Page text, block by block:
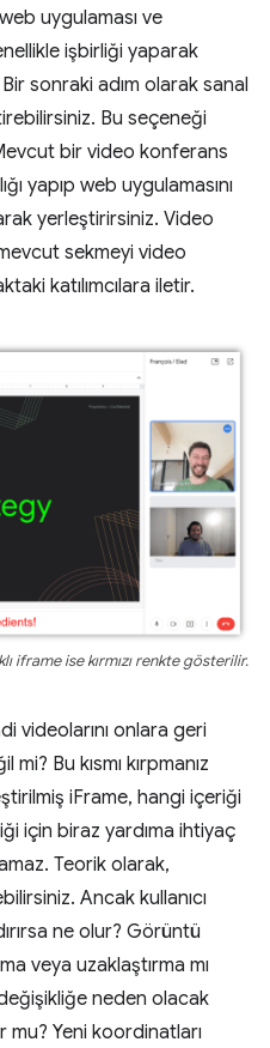
uygulaması ve
işbirliği yaparak
sonraki adım olarak sanal
Bu seçeneği
bir video konferans
yapıp web uygulamasını
yerleştirirsiniz. Video
sekmeyi video
katılımcılara iletir.
iframe ise kırmızı renkte gösterilir.
videolarını onlara geri
Bu kısmı kırpmanız
iFrame, hangi içeriği
için biraz yardıma ihtiyaç
Teorik olarak,
Ancak kullanıcı
ne olur? Görüntü
veya uzaklaştırma mı
neden olacak
Yeni koordinatları